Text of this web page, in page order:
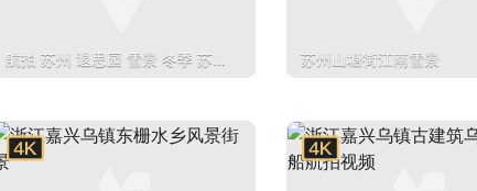
航拍 苏州 退思园 雪景 冬季 苏州
苏州山塘街江南雪景